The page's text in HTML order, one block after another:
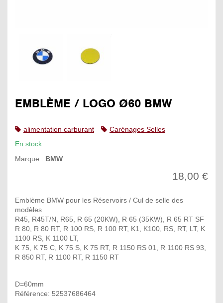
EMBLÈME / LOGO Ø60 BMW
alimentation carburant
Carénages Selles
En stock
Marque : BMW
18,00 €
Emblème BMW pour les Réservoirs / Cul de selle des
modèles
R45, R45T/N, R65, R 65 (20KW), R 65 (35KW), R 65 RT SF
R 80, R 80 RT, R 100 RS, R 100 RT, K1, K100, RS, RT, LT, K
1100 RS, K 1100 LT,
K 75, K 75 C, K 75 S, K 75 RT, R 1150 RS 01, R 1100 RS 93,
R 850 RT, R 1100 RT, R 1150 RT
D=60mm
Référence: 52537686464